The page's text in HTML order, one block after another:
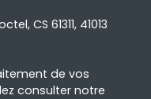
CS 61311, 41013
de vos
consulter notre